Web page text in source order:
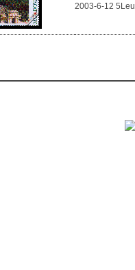
2003-6-12 5Leu